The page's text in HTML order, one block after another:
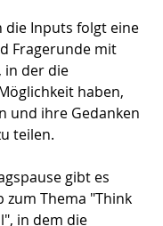
die Inputs folgt eine
Fragerunde mit
in der die
haben,
und ihre Gedanken
teilen.
gibt es
zum Thema "Think
in dem die